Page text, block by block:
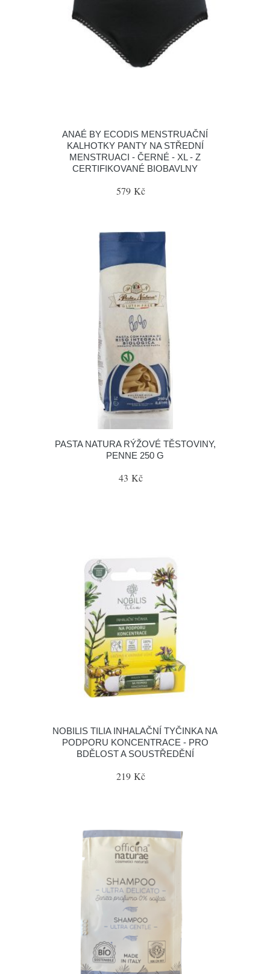
ANAÉ BY ECODIS MENSTRUAČNÍ
KALHOTKY PANTY NA STŘEDNÍ
MENSTRUACI - ČERNÉ - XL - Z
CERTIFIKOVANÉ BIOBAVLNY
579 Kč
PASTA NATURA RÝŽOVÉ TĚSTOVINY,
PENNE 250 G
43 Kč
NOBILIS TILIA INHALAČNÍ TYČINKA NA
PODPORU KONCENTRACE - PRO
BDĚLOST A SOUSTŘEDĚNÍ
219 Kč